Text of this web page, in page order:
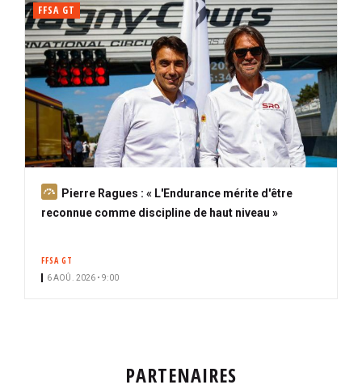
FFSA GT
A
b
Pierre Ragues : « L'Endurance mérite d'être
reconnue comme discipline de haut niveau »
FFSA GT
6 AOÛ. 2026 • 9:00
PARTENAIRES